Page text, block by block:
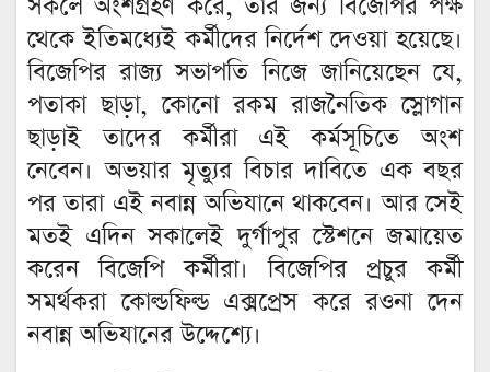
সকলে অংশগ্রহণ করে, তার জন্য বিজেপির পক্ষ
থেকে ইতিমধ্যেই কর্মীদের নির্দেশ দেওয়া হয়েছে।
বিজেপির রাজ্য সভাপতি নিজে জানিয়েছেন যে,
পতাকা ছাড়া, কোনো রকম রাজনৈতিক স্লোগান
ছাড়াই তাদের কর্মীরা এই কর্মসূচিতে অংশ
নেবেন। অভয়ার মৃত্যুর বিচার দাবিতে এক বছর
পর তারা এই নবান্ন অভিযানে থাকবেন। আর সেই
মতই এদিন সকালেই দুর্গাপুর স্টেশনে জমায়েত
করেন বিজেপি কর্মীরা। বিজেপির প্রচুর কর্মী
সমর্থকরা কোল্ডফিল্ড এক্সপ্রেস করে রওনা দেন
নবান্ন অভিযানের উদ্দেশ্যে।